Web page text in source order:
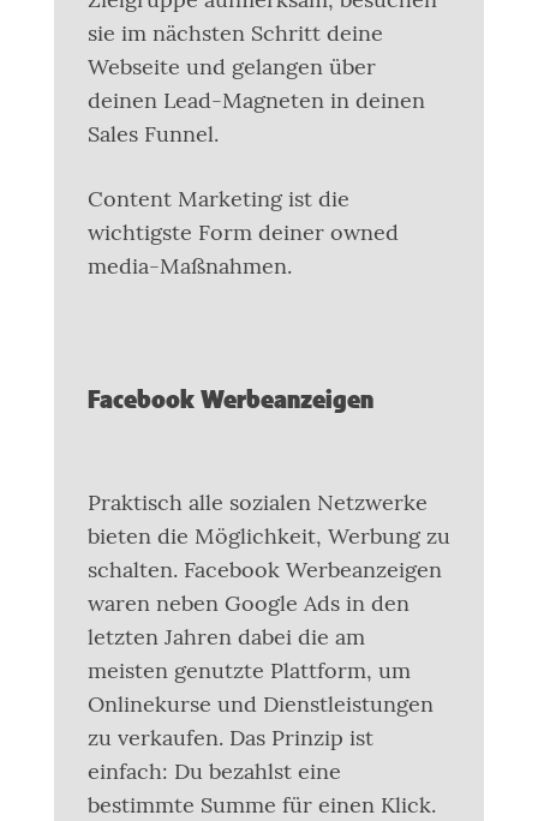
sie im nächsten Schritt deine
Webseite und gelangen über
deinen Lead-Magneten in deinen
Sales Funnel.
Content Marketing ist die
wichtigste Form deiner owned
media-Maßnahmen.
Facebook Werbeanzeigen
Praktisch alle sozialen Netzwerke
bieten die Möglichkeit, Werbung zu
schalten. Facebook Werbeanzeigen
waren neben Google Ads in den
letzten Jahren dabei die am
meisten genutzte Plattform, um
Onlinekurse und Dienstleistungen
zu verkaufen. Das Prinzip ist
einfach: Du bezahlst eine
bestimmte Summe für einen Klick.